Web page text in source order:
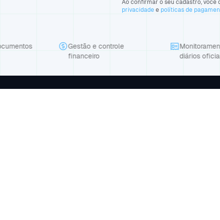
Ao confirmar o seu cadastro, você
privacidadee políticas de
Gestão e controle
financeiro
diários